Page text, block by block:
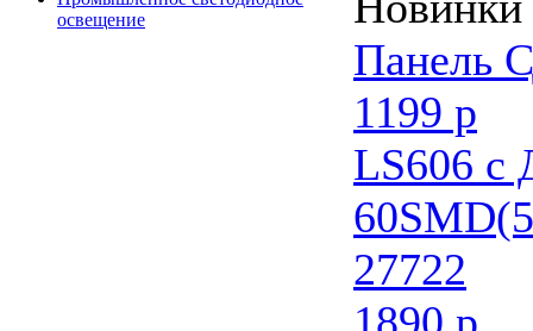
освещение
Панель
1199 р
LS606
27722